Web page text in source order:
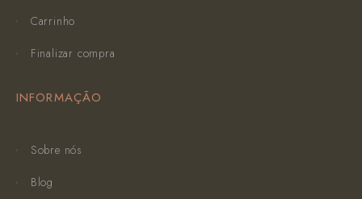
Carrinho
Finalizar compra
INFORMAÇÃO
Sobre nós
Blog